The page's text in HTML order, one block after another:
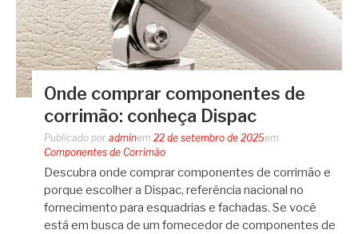
Onde comprar componentes de
corrimão: conheça Dispac
Publicado por adminem 22 de setembro de 2025em
Componentes de Corrimão
Descubra onde comprar componentes de corrimão e
porque escolher a Dispac, referência nacional no
fornecimento para esquadrias e fachadas. Se você
está em busca de um fornecedor de componentes de